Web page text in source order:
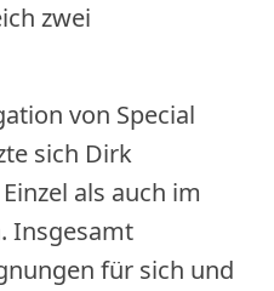
zwei
von Special
sich Dirk
als auch im
Insgesamt
für sich und